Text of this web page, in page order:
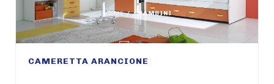
HOME/ /BAMBINI
CAMERETTA ARANCIONE